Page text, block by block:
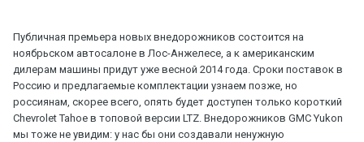
Публичная премьера новых внедорожников состоится на
ноябрьском автосалоне в Лос-Анжелесе, а к американским
дилерам машины придут уже весной 2014 года. Сроки поставок в
Россию и предлагаемые комплектации узнаем позже, но
россиянам, скорее всего, опять будет доступен только короткий
Chevrolet Tahoe в топовой версии LTZ. Внедорожников GMC Yukon
мы тоже не увидим: у нас бы они создавали ненужную